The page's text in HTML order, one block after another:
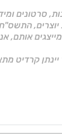
סרטונים
אותם,
קרדיט